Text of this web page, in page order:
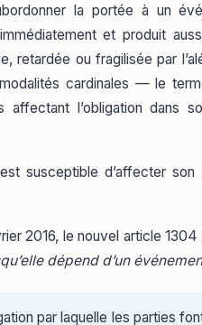
la portée à un
et produit
retardée ou fragilisée par
cardinales — le
affectant l’obligation dans
susceptible d’affecter
2016, le nouvel article
dépend d’un
par laquelle les parties